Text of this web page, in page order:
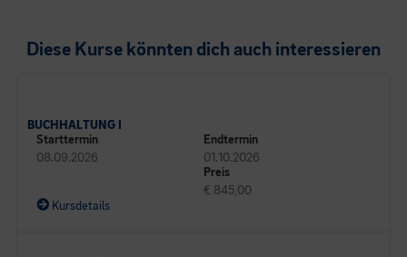
Diese Kurse könnten dich auch interessieren
BUCHHALTUNG I
Starttermin
08.09.2026
Endtermin
01.10.2026
Preis
€ 845,00
Kursdetails